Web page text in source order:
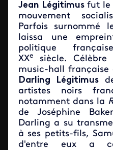
Jean Légitimusfut le
mouvement
Parfois
laissa une
politique
XXe
siècle.
music-hall française
Darling Légitimus
artistes noirs
notamment dans la
de Joséphine
Darling a su
à ses petits-fils,
d'entre eux a